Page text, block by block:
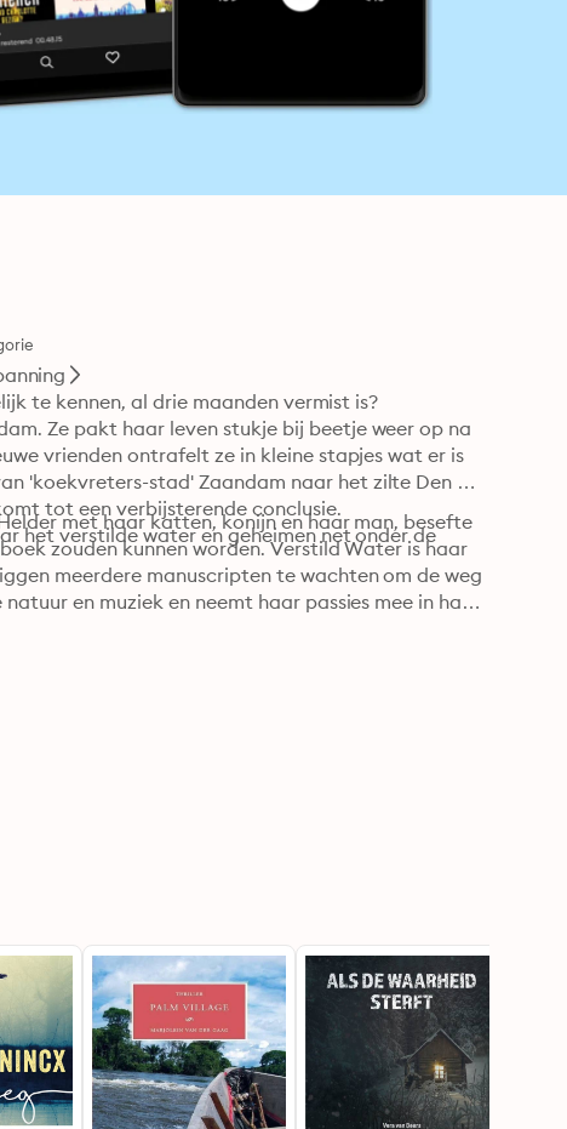
te kennen, al drie maanden vermist is?
Ze pakt haar leven stukje bij beetje weer op na
vrienden ontrafelt ze in kleine stapjes wat er is
'koekvreters-stad' Zaandam naar het zilte Den
tot een verbijsterende conclusie.
het verstilde water en geheimen net onder de
met haar katten, konijn en haar man, besefte
zouden kunnen worden. Verstild Water is haar
meerdere manuscripten te wachten om de weg
en muziek en neemt haar passies mee in haar